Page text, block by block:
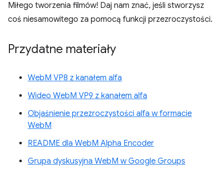
Miłego tworzenia filmów! Daj nam znać, jeśli stworzysz
coś niesamowitego za pomocą funkcji przezroczystości.
Przydatne materiały
WebM VP8 z kanałem alfa
Wideo WebM VP9 z kanałem alfa
Objaśnienie przezroczystości alfa w formacie
WebM
README dla WebM Alpha Encoder
Grupa dyskusyjna WebM w Google Groups